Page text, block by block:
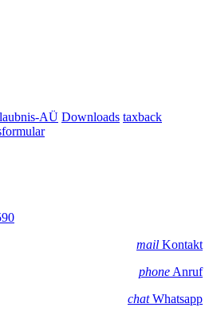
AÜ Downloads taxback
mail Kontakt
phone Anruf
chatWhatsapp